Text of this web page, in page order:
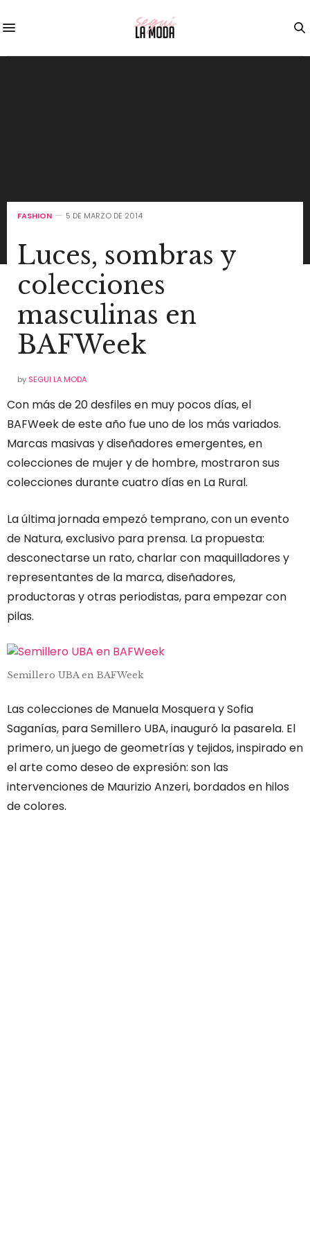
FASHION 5 DE MARZO DE 2014
Luces, sombras y
colecciones
masculinas en
BAFWeek
by SEGUI LA MODA
Con más de 20 desfiles en muy pocos días, el
BAFWeek de este año fue uno de los más variados.
Marcas masivas y diseñadores emergentes, en
colecciones de mujer y de hombre, mostraron sus
colecciones durante cuatro días en La Rural.
La última jornada empezó temprano, con un evento
de Natura, exclusivo para prensa. La propuesta:
desconectarse un rato, charlar con maquilladores y
representantes de la marca, diseñadores,
productoras y otras periodistas, para empezar con
pilas.
Semillero UBA en BAFWeek
Las colecciones de Manuela Mosquera y Sofia
Saganías, para Semillero UBA, inauguró la pasarela. El
primero, un juego de geometrías y tejidos, inspirado en
el arte como deseo de expresión: son las
intervenciones de Maurizio Anzeri, bordados en hilos
de colores.